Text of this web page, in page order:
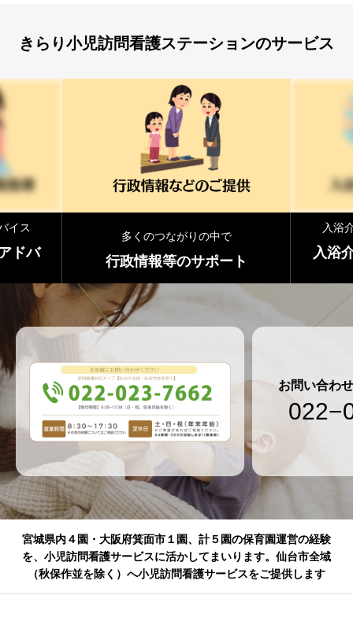
きらり小児訪問看護ステーションのサービス
イス
ドバ
多くのつながりの中で
行政情報等のサポート
入浴
入浴
お問い合わ
宮城県内４園・大阪府箕面市１園、計５園の保育園運営の経験
を、小児訪問看護サービスに活かしてまいります。仙台市全域
（秋保作並を除く）へ小児訪問看護サービスをご提供します